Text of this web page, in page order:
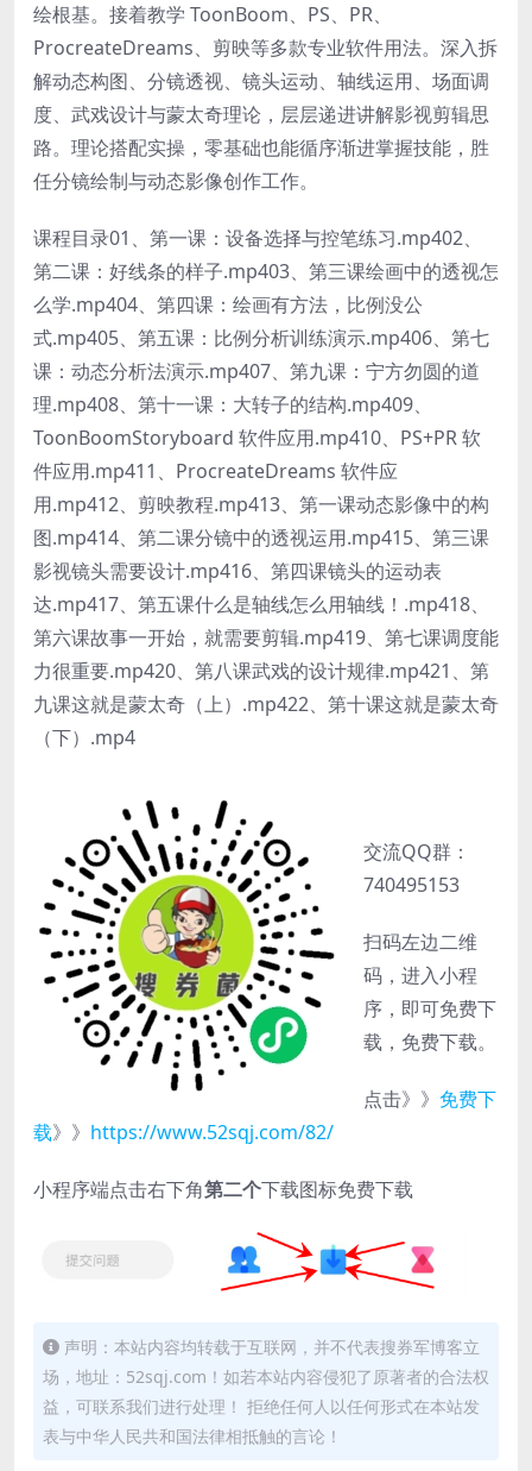
绘根基。接着教学 ToonBoom、PS、PR、
ProcreateDreams、剪映等多款专业软件用法。深入拆
解动态构图、分镜透视、镜头运动、轴线运用、场面调
度、武戏设计与蒙太奇理论，层层递进讲解影视剪辑思
路。理论搭配实操，零基础也能循序渐进掌握技能，胜
任分镜绘制与动态影像创作工作。
课程目录01、第一课：设备选择与控笔练习.mp402、
第二课：好线条的样子.mp403、第三课绘画中的透视怎
么学.mp404、第四课：绘画有方法，比例没公
式.mp405、第五课：比例分析训练演示.mp406、第七
课：动态分析法演示.mp407、第九课：宁方勿圆的道
理.mp408、第十一课：大转子的结构.mp409、
ToonBoomStoryboard 软件应用.mp410、PS+PR 软
件应用.mp411、ProcreateDreams 软件应
用.mp412、剪映教程.mp413、第一课动态影像中的构
图.mp414、第二课分镜中的透视运用.mp415、第三课
影视镜头需要设计.mp416、第四课镜头的运动表
达.mp417、第五课什么是轴线怎么用轴线！.mp418、
第六课故事一开始，就需要剪辑.mp419、第七课调度能
力很重要.mp420、第八课武戏的设计规律.mp421、第
九课这就是蒙太奇（上）.mp422、第十课这就是蒙太奇
（下）.mp4
交流QQ群：
740495153
扫码左边二维
码，进入小程
序，即可免费下
载，免费下载。
点击》》 免费下
载》》 https://www.52sqj.com/82/
小程序端点击右下角第二个下载图标免费下载
声明：本站内容均转载于互联网，并不代表搜券军博客立
场，地址：52sqj.com！如若本站内容侵犯了原著者的合法权
益，可联系我们进行处理！ 拒绝任何人以任何形式在本站发
表与中华人民共和国法律相抵触的言论！